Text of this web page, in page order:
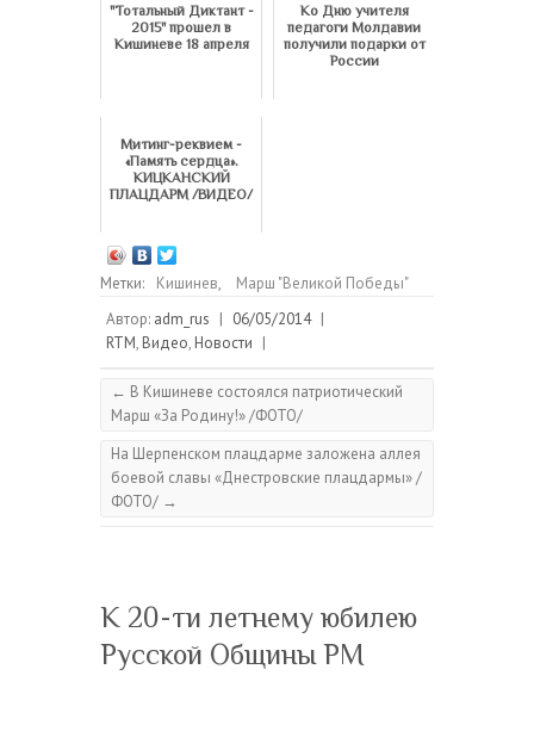
"Тотальный Диктант -
2015" прошел в
Кишиневе 18 апреля
Ко Дню учителя
педагоги Молдавии
получили подарки от
России
Митинг-реквием -
«Память сердца».
КИЦКАНСКИЙ
ПЛАЦДАРМ /ВИДЕО/
Метки: Кишинев,
Марш "Великой Победы"
Автор: adm_rus | 06/05/2014 |
RTM, Видео, Новости |
← В Кишиневе состоялся патриотический
Марш «За Родину!» /ФОТО/
На Шерпенском плацдарме заложена аллея
боевой славы «Днестровские плацдармы» /
ФОТО/ →
К 20-ти летнему юбилею
Русской Общины РМ